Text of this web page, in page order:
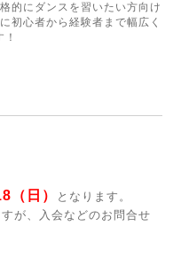
的にダンスを習いたい方向け
初心者から経験者まで幅広く
（日）
となります。
が、入会などのお問合せ